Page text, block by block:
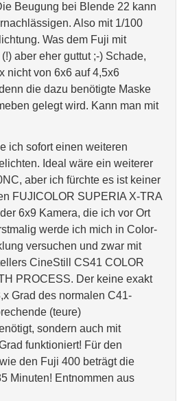
Beugung bei Blende 22 kann
Also mit 1/100
Was dem Fuji mit
aber eher guttut ;-) Schade,
nicht von 6x6 auf 4,5x6
die dazu benötigte Maske
gelegt wird. Kann man mit
ich sofort einen weiteren
Ideal wäre ein weiterer
aber ich fürchte es ist keiner
FUJICOLOR SUPERIA X-TRA
6x9 Kamera, die ich vor Ort
werde ich mich in Color-
versuchen und zwar mit
CineStill CS41 COLOR
PROCESS. Der keine exakt
Grad des normalen C41-
(teure)
sondern auch mit
funktioniert! Für den
den Fuji 400 beträgt die
Minuten! Entnommen aus